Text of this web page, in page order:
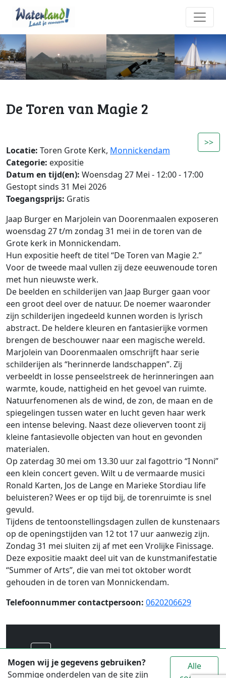
De Toren van Magie 2
>>
Locatie: Toren Grote Kerk, Monnickendam
Categorie: expositie
Datum en tijd(en): Woensdag 27 Mei - 12:00 - 17:00
Gestopt sinds 31 Mei 2026
Toegangsprijs: Gratis
Jaap Burger en Marjolein van Doorenmaalen exposeren
woensdag 27 t/m zondag 31 mei in de toren van de
Grote kerk in Monnickendam.
Hun expositie heeft de titel “De Toren van Magie 2.”
Voor de tweede maal vullen zij deze eeuwenoude toren
met hun nieuwste werk.
De beelden en schilderijen van Jaap Burger gaan voor
een groot deel over de natuur. De noemer waaronder
zijn schilderijen ingedeeld kunnen worden is lyrisch
abstract. De heldere kleuren en fantasierijke vormen
brengen de beschouwer naar een magische wereld.
Marjolein van Doorenmaalen omschrijft haar serie
schilderijen als “herinnerde landschappen”. Zij
verbeeldt in losse penseelstreek de herinneringen aan
warmte, koude, nattigheid en het gevoel van ruimte.
Natuurfenomenen als de wind, de zon, de maan en de
spiegelingen tussen water en lucht geven haar werk
een intense beleving. Naast deze olieverven toont zij
kleine fantasievolle objecten van hout en gevonden
materialen.
Op zaterdag 30 mei om 13.30 uur zal fagottrio “I Nonni”
een klein concert geven. Wilt u de vermaarde musici
Ronald Karten, Jos de Lange en Marieke Stordiau life
beluisteren? Wees er op tijd bij, de torenruimte is snel
gevuld.
Tijdens de tentoonstellingsdagen zullen de kunstenaars
op de openingstijden van 12 tot 17 uur aanwezig zijn.
Zondag 31 mei sluiten zij af met een Vrolijke Finissage.
Deze expositie maakt deel uit van de kunstmanifestatie
“Summer of Arts”, die van mei tot oktober wordt
gehouden in de toren van Monnickendam.
Telefoonnummer contactpersoon: 0620206629
Mogen wij je gegevens gebruiken?
Sommige onderdelen van de site zijn
Alle
Voor alle toeristische informatie over
Waterland ga je naar www.vvvwaterland.nl